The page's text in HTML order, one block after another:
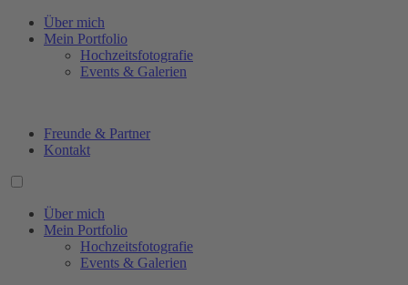
Über mich
Mein Portfolio
Hochzeitsfotografie
Events & Galerien
Freunde & Partner
Kontakt
Über mich
Mein Portfolio
Hochzeitsfotografie
Events & Galerien